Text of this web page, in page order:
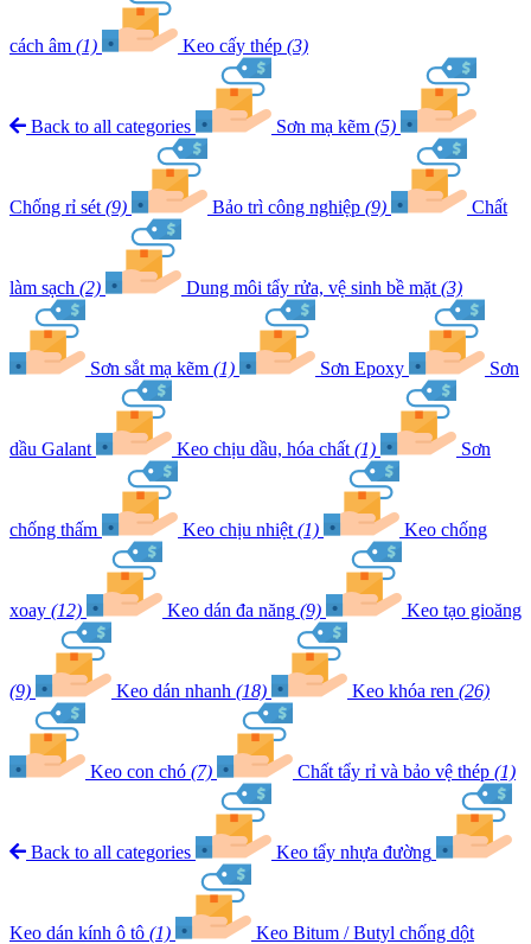
cách âm (1) Keo cấy thép (3)
Back to all categories Sơn mạ kẽm (5)
Chống rỉ sét (9) Bảo trì công nghiệp (9) Chất
làm sạch (2) Dung môi tẩy rửa, vệ sinh bề mặt (3)
Sơn sắt mạ kẽm (1) Sơn Epoxy Sơn
dầu Galant Keo chịu dầu, hóa chất (1) Sơn
chống thấm Keo chịu nhiệt (1) Keo chống
xoay (12) Keo dán đa năng (9) Keo tạo gioăng
(9) Keo dán nhanh (18) Keo khóa ren (26)
Keo con chó (7) Chất tẩy rỉ và bảo vệ thép (1)
Back to all categories Keo tẩy nhựa đường
Keo dán kính ô tô (1) Keo Bitum / Butyl chống dột